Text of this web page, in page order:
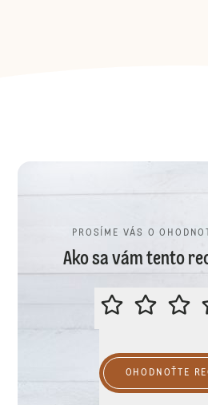
PROSÍME VÁS O
Ako sa vám tento
OHODNOŤTE